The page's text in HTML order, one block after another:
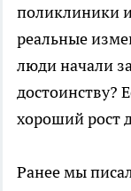
поликлиники
реальные
люди начали
достоинству?
хороший рост
Ранее мы